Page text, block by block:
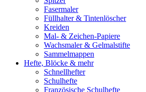
Fasermaler
Füllhalter & Tintenlöscher
Kreiden
Mal- & Zeichen-Papiere
Wachsmaler & Gelmalstifte
Sammelmappen
Hefte, Blöcke & mehr
Schnellhefter
Schulhefte
Französische Schulhefte